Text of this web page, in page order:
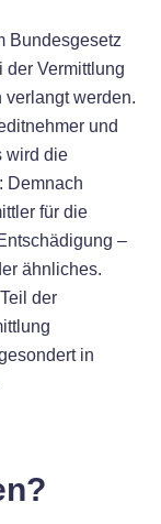
Bundesgesetz
der Vermittlung
verlangt werden.
und
wird die
Demnach
für die
–
ähnliches.
der
in